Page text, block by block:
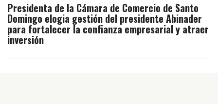
Presidenta de la Cámara de Comercio de Santo
Domingo elogia gestión del presidente Abinader
para fortalecer la confianza empresarial y atraer
inversión